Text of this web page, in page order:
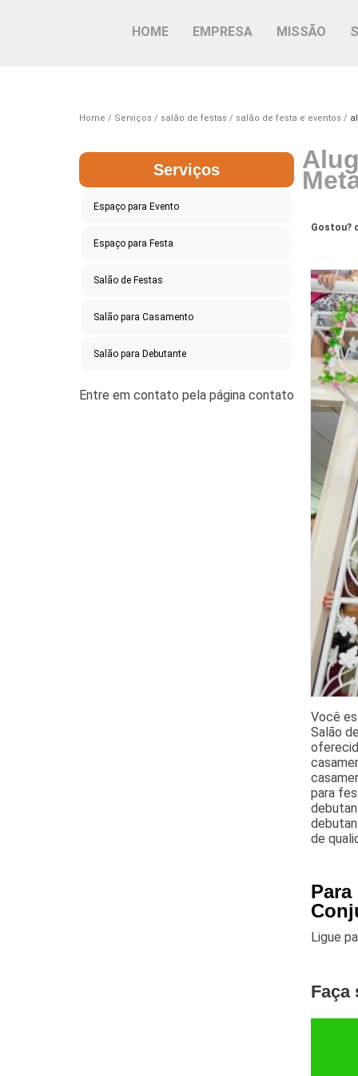
HOME EMPRESA MISSÃO
Home Serviços salão de festas salão de festa e eventos
Serviços
Espaço para Evento
Espaço para Festa
Salão de Festas
Salão para Casamento
Salão para Debutante
Gostou?
Você
Salão
para
de
Ligue
Faça